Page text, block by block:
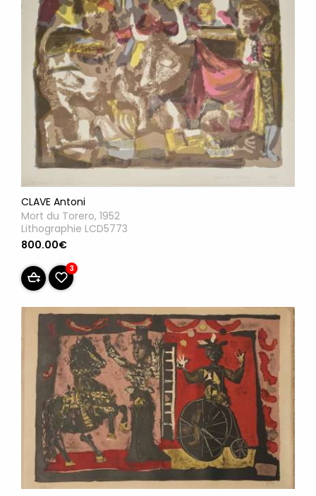
CLAVE Antoni
Mort du Torero, 1952
Lithographie LCD5773
800.00€
3